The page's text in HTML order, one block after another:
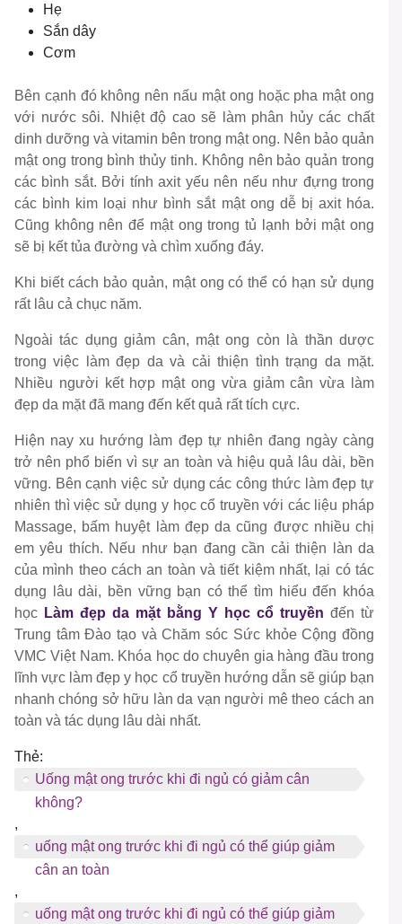
Hẹ
Sắn dây
Cơm
Bên cạnh đó không nên nấu mật ong hoặc pha mật ong
với nước sôi. Nhiệt độ cao sẽ làm phân hủy các chất
dinh dưỡng và vitamin bên trong mật ong. Nên bảo quản
mật ong trong bình thủy tinh. Không nên bảo quản trong
các bình sắt. Bởi tính axit yếu nên nếu như đựng trong
các bình kim loại như bình sắt mật ong dễ bị axit hóa.
Cũng không nên để mật ong trong tủ lạnh bởi mật ong
sẽ bị kết tủa đường và chìm xuống đáy.
Khi biết cách bảo quản, mật ong có thể có hạn sử dụng
rất lâu cả chục năm.
Ngoài tác dụng giảm cân, mật ong còn là thần dược
trong việc làm đẹp da và cải thiện tình trạng da mặt.
Nhiều người kết hợp mật ong vừa giảm cân vừa làm
đẹp da mặt đã mang đến kết quả rất tích cực.
Hiện nay xu hướng làm đẹp tự nhiên đang ngày càng
trở nên phổ biến vì sự an toàn và hiệu quả lâu dài, bền
vững. Bên cạnh việc sử dụng các công thức làm đẹp tự
nhiên thì việc sử dụng y học cổ truyền với các liệu pháp
Massage, bấm huyệt làm đẹp da cũng được nhiều chị
em yêu thích. Nếu như bạn đang cần cải thiện làn da
của mình theo cách an toàn và tiết kiệm nhất, lại có tác
dụng lâu dài, bền vững bạn có thể tìm hiểu đến khóa
học Làm đẹp da mặt bằng Y học cổ truyền đến từ
Trung tâm Đào tạo và Chăm sóc Sức khỏe Cộng đồng
VMC Việt Nam. Khóa học do chuyên gia hàng đầu trong
lĩnh vực làm đẹp y học cổ truyền hướng dẫn sẽ giúp bạn
nhanh chóng sở hữu làn da vạn người mê theo cách an
toàn và tác dụng lâu dài nhất.
Thẻ:
Uống mật ong trước khi đi ngủ có giảm cân
không?
,
uống mật ong trước khi đi ngủ có thể giúp giảm
cân an toàn
,
uống mật ong trước khi đi ngủ có thể giúp giảm